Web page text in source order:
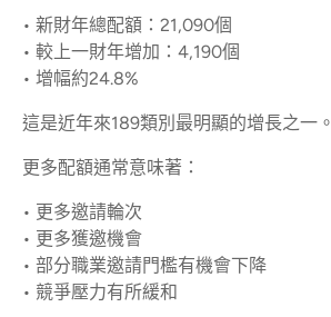
• 新財年總配額：21,090個
• 較上一財年增加：4,190個
• 增幅約24.8%
這是近年來189類別最明顯的增長之一。
更多配額通常意味著：
• 更多邀請輪次
• 更多獲邀機會
• 部分職業邀請門檻有機會下降
• 競爭壓力有所緩和